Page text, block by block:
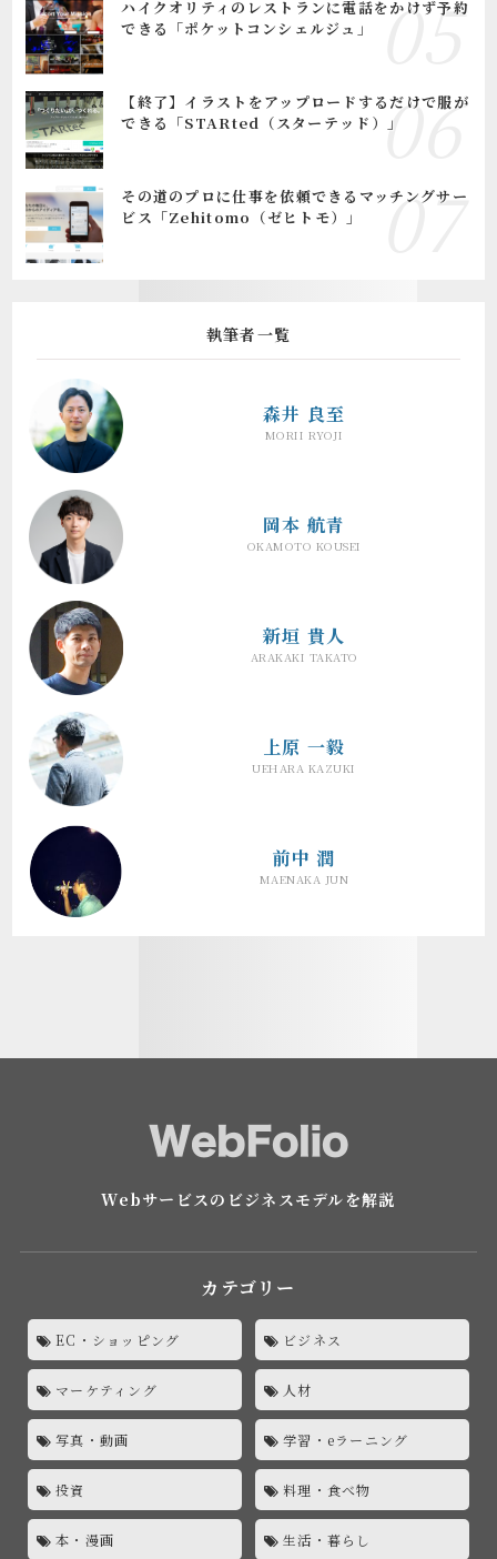
ハイクオリティのレストランに電話をかけず予約
できる「ポケットコンシェルジュ」
【終了】イラストをアップロードするだけで服が
できる「STARted（スターテッド）」
その道のプロに仕事を依頼できるマッチングサー
ビス「Zehitomo（ゼヒトモ）」
執筆者一覧
森井 良至
MORII RYOJI
岡本 航青
OKAMOTO KOUSEI
新垣 貴人
ARAKAKI TAKATO
上原 一毅
UEHARA KAZUKI
前中 潤
MAENAKA JUN
Webサービスのビジネスモデルを解説
カテゴリー
EC・ショッピング ビジネス
マーケティング 人材
写真・動画 学習・eラーニング
投資 料理・食べ物
本・漫画 生活・暮らし